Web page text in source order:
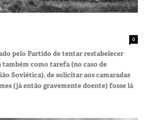
0
pelo Partido de tentar restabelecer
também como tarefa (no caso de
Soviética), de solicitar aos camaradas
(já então gravemente doente) fosse lá